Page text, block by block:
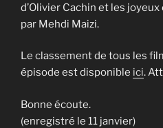
d’Olivier Cachin et les joyeux
par Mehdi Maizi.
Le classement de tous les
épisode est disponible ici.
Bonne écoute.
(enregistré le 11 janvier)